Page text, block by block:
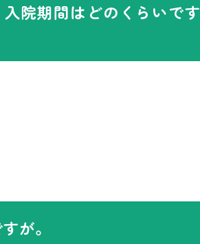
院期間はどのくらいです
が。